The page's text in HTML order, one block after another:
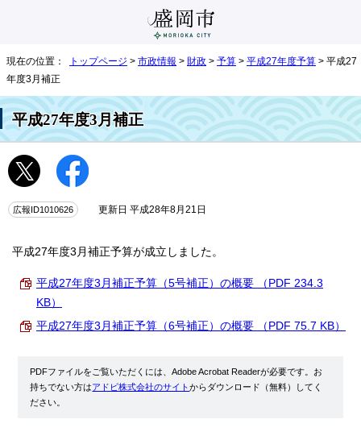
現在の位置： トップページ > 市政情報 > 財政 > 予算 > 平成27年度予算 > 平成27
年度3月補正
平成27年度3月補正
広報ID1010626 更新日 平成28年8月21日
平成27年度3月補正予算が成立しました。
平成27年度3月補正予算（5号補正）の概要 （PDF 234.3
KB）
平成27年度3月補正予算（6号補正）の概要 （PDF 75.7 KB）
PDFファイルをご覧いただくには、Adobe Acrobat Readerが必要です。お
持ちでない方はアドビ株式会社のサイトからダウンロード（無料）してく
ださい。